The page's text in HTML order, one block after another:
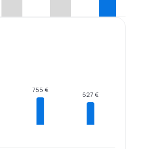
755 €
627 €